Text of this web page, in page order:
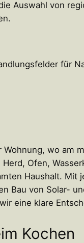
Auswahl von
wo am
Ofen,
Haushalt.
Bau von Solar-
eine klare
Kochen